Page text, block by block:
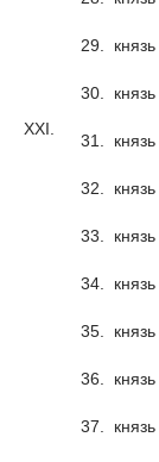
XXI.
29.
30.
31.
32.
33.
34.
35.
36.
37.